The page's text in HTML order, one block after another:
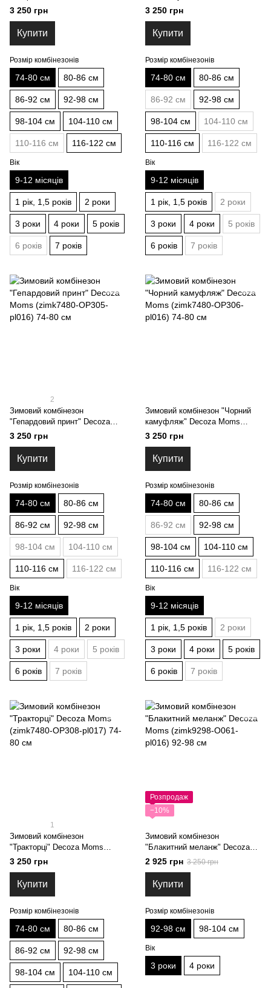
(zimk7480-OP303-pl04) 74-80 см
3 250 грн
Купити
Розмір комбінезонів
74-80 см 80-86 см
86-92 см 92-98 см
98-104 см 104-110 см
110-116 см 116-122 см
Вік
9-12 місяців
1 рік, 1,5 років 2 роки
3 роки 4 роки 5 років
6 років 7 років
(zimk7480-OP304-pl016) 74-80
3 250 грн
Купити
Розмір комбінезонів
74-80 см 80-86 см
86-92 см 92-98 см
98-104 см 104-110 см
110-116 см 116-122 см
Вік
9-12 місяців
1 рік, 1,5 років 2 роки
3 роки 4 роки 5 років
6 років 7 років
2
Зимовий комбінезон
"Гепардовий принт" Decoza
Moms (zimk7480-OP305-pl016)
74-80 см
3 250 грн
Купити
Розмір комбінезонів
74-80 см 80-86 см
86-92 см 92-98 см
98-104 см 104-110 см
110-116 см 116-122 см
Вік
9-12 місяців
1 рік, 1,5 років 2 роки
3 роки 4 роки 5 років
6 років 7 років
Зимовий комбінезон "Чорний
камуфляж" Decoza Moms
(zimk7480-OP306-pl016) 74-80
3 250 грн
Купити
Розмір комбінезонів
74-80 см 80-86 см
86-92 см 92-98 см
98-104 см 104-110 см
110-116 см 116-122 см
Вік
9-12 місяців
1 рік, 1,5 років 2 роки
3 роки 4 роки 5 років
6 років 7 років
1
Зимовий комбінезон
"Тракторці" Decoza Moms
(zimk7480-OP308-pl017) 74-80
3 250 грн
Купити
Розмір комбінезонів
74-80 см 80-86 см
86-92 см 92-98 см
98-104 см 104-110 см
Розпродаж
−10%
Зимовий комбінезон
"Блакитний меланж" Decoza
Moms (zimk9298-O061-pl016)
92-98 см
2 925 грн 3 250 грн
Купити
Розмір комбінезонів
92-98 см 98-104 см
Вік
3 роки 4 роки